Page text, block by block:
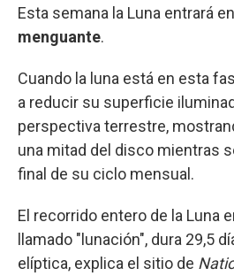
Esta semana la Luna entrará
menguante.
Cuando la luna está en esta
a reducir su superficie
perspectiva terrestre,
una mitad del disco mientras
final de su ciclo mensual.
El recorrido entero de la Luna
llamado "lunación", dura 29,5
elíptica, explica el sitio de